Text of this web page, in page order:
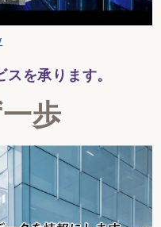
を承ります。
歩